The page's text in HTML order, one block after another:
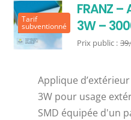
Tarif
subventionné
FRANZ –
3W –
Prix public :
Applique
3W pour usage
SMD équipée d'un